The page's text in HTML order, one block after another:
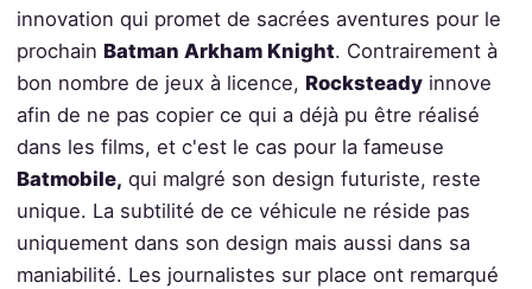
innovation qui promet de sacrées aventures pour le
prochain Batman Arkham Knight. Contrairement à
bon nombre de jeux à licence, Rocksteadyinnove
afin de ne pas copier ce qui a déjà pu être réalisé
dans les films, et c'est le cas pour la fameuse
Batmobile, qui malgré son design futuriste, reste
unique. La subtilité de ce véhicule ne réside pas
uniquement dans son design mais aussi dans sa
maniabilité. Les journalistes sur place ont remarqué